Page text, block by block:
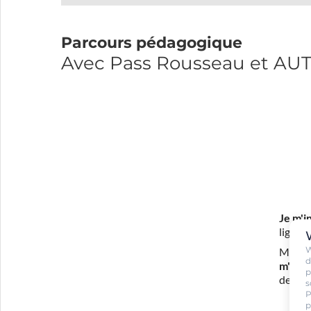
Parcours pédagogique
Avec Pass Rousseau et
Je
ligne
Mon
de